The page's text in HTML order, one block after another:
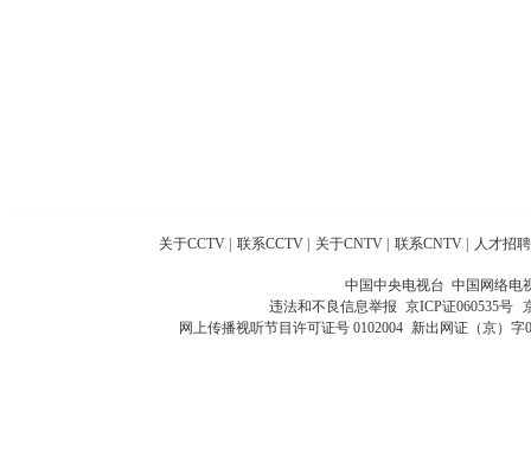
关于CCTV 联系CCTV 关于CNTV 联系CNTV 人才招聘
中国中央电视台 中国网络电
违法和不良信息举报 京ICP证060535号
网上传播视听节目许可证号 0102004 新出网证（京）